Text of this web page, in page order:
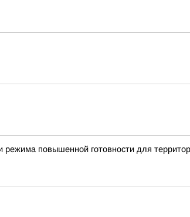
повышенной готовности для